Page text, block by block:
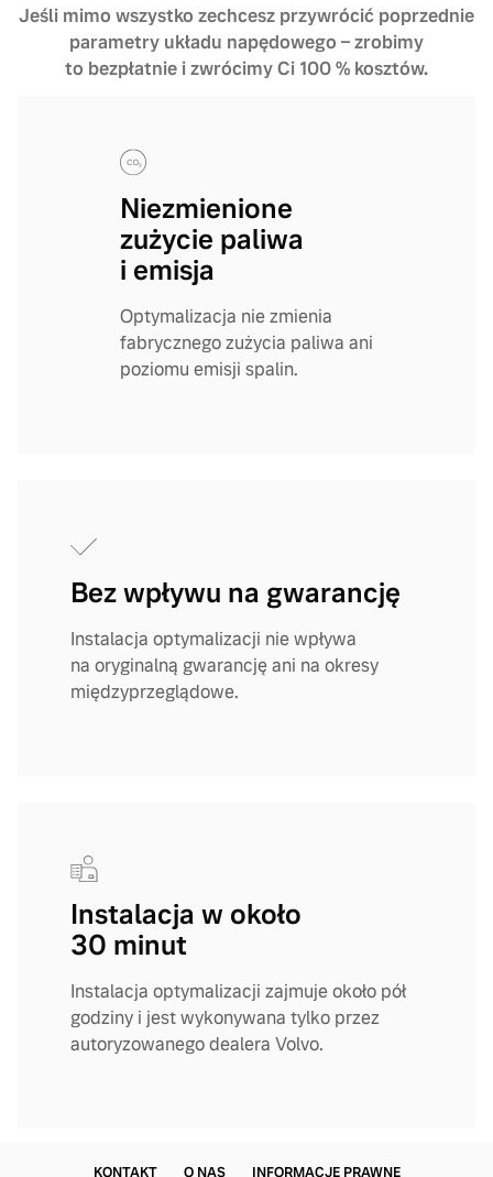
Jeśli mimo wszystko zechcesz przywrócić poprzednie
parametry układu napędowego – zrobimy
to bezpłatnie i zwrócimy Ci 100 % kosztów.
Niezmienione
zużycie paliwa
i emisja
Optymalizacja nie zmienia
fabrycznego zużycia paliwa ani
poziomu emisji spalin.
Bez wpływu na gwarancję
Instalacja optymalizacji nie wpływa
na oryginalną gwarancję ani na okresy
międzyprzeglądowe.
Instalacja w około
30 minut
Instalacja optymalizacji zajmuje około pół
godziny i jest wykonywana tylko przez
autoryzowanego dealera Volvo.
KONTAKT O NAS INFORMACJE PRAWNE